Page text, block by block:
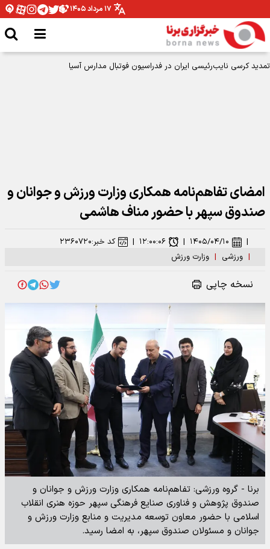
۱۷ مرداد ۱۴۰۵
محمد نوری روبروی پرسپولیس می ایستد!
امضای تفاهم‌نامه همکاری وزارت ورزش و جوانان و
صندوق سپهر با حضور مناف هاشمی
| ورزشی | وزارت ورزش
| ۱۴۰۵/۰۴/۱۰ | ۱۲:۰۰:۰۶ | کد خبر:۲۳۶۰۷۲۰
نسخه چاپی
برنا - گروه ورزشی: تفاهم‌نامه همکاری وزارت ورزش و جوانان و
صندوق پژوهش و فناوری صنایع فرهنگی سپهر حوزه هنری انقلاب
اسلامی با حضور معاون توسعه مدیریت و منابع وزارت ورزش و
جوانان و مسئولان صندوق سپهر، به امضا رسید.